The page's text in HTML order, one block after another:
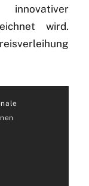
wird.